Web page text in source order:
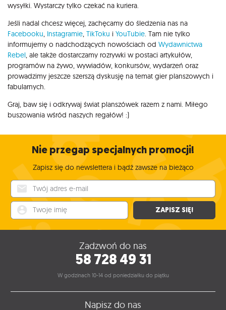
wysyłki. Wystarczy tylko czekać na kuriera.
Jeśli nadal chcesz więcej, zachęcamy do śledzenia nas na
Facebooku, Instagramie, TikToku i YouTubie. Tam nie tylko
informujemy o nadchodzących nowościach od Wydawnictwa
Rebel, ale także dostarczamy rozrywki w postaci artykułów,
programów na żywo, wywiadów, konkursów, wydarzeń oraz
prowadzimy jeszcze szerszą dyskusję na temat gier planszowych i
fabularnych.
Graj, baw się i odkrywaj świat planszówek razem z nami. Miłego
buszowania wśród naszych regałów! :)
Nie przegap specjalnych promocji!
Zapisz się do newslettera i bądź zawsze na bieżąco
ZAPISZ SIĘ!
Zadzwoń do nas
58 728 49 31
W godzinach 10-14 od poniedziałku do piątku
Napisz do nas